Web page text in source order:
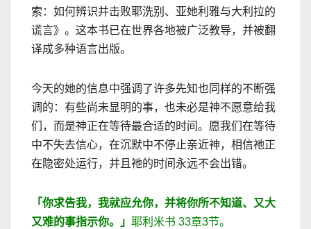
索：如何辨识并击败耶洗别、亚她利雅与大利拉的
谎言》。这本书已在世界各地被广泛教导，并被翻
译成多种语言出版。
今天的她的信息中强调了许多先知也同样的不断强
调的：有些尚未显明的事，也未必是神不愿意给我
们，而是神正在等待最合适的时间。愿我们在等待
中不失去信心，在沉默中不停止亲近神，相信祂正
在隐密处运行，并且祂的时间永远不会出错。
「你求告我，我就应允你，并将你所不知道、又大
又难的事指示你。」 耶利米书 33章3节。